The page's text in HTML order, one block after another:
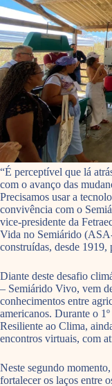
“É perceptível que lá
com o avanço das
Precisamos usar a
convivência com o
vice-presidente da
Vida no Semiárido
construídas, desde 1919,
Diante deste desafio
– Semiárido Vivo, vem
conhecimentos entre
americanos. Durante o
Resiliente ao Clima,
encontros virtuais, com
Neste segundo
fortalecer os laços entre